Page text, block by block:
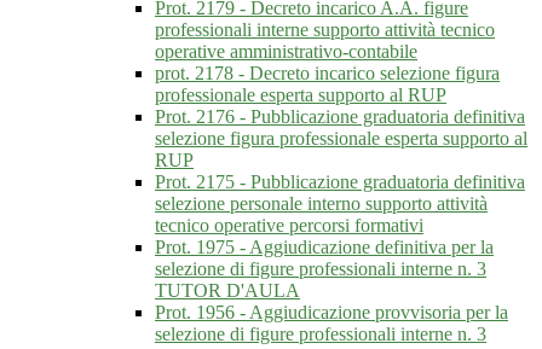
Prot. 2179 - Decreto incarico A.A. figure
professionali interne supporto attività tecnico
operative amministrativo-contabile
prot. 2178 - Decreto incarico selezione figura
professionale esperta supporto al RUP
Prot. 2176 - Pubblicazione graduatoria definitiva
selezione figura professionale esperta supporto al
RUP
Prot. 2175 - Pubblicazione graduatoria definitiva
selezione personale interno supporto attività
tecnico operative percorsi formativi
Prot. 1975 - Aggiudicazione definitiva per la
selezione di figure professionali interne n. 3
TUTOR D'AULA
Prot. 1956 - Aggiudicazione provvisoria per la
selezione di figure professionali interne n. 3